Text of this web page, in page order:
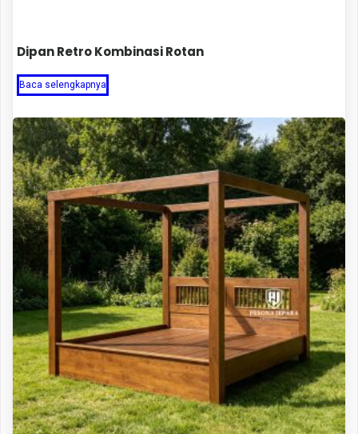
Dipan Retro Kombinasi Rotan
Baca selengkapnya